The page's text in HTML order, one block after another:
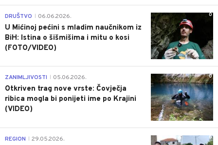
0
DRUŠTVO 06.06.2026.
U Mićinoj pećini s mladim naučnikom iz
BiH: Istina o šišmišima i mitu o kosi
(FOTO/VIDEO)
0
ZANIMLJIVOSTI 05.06.2026.
Otkriven trag nove vrste: Čovječja
ribica mogla bi ponijeti ime po Krajini
(VIDEO)
0
REGION 29.05.2026.